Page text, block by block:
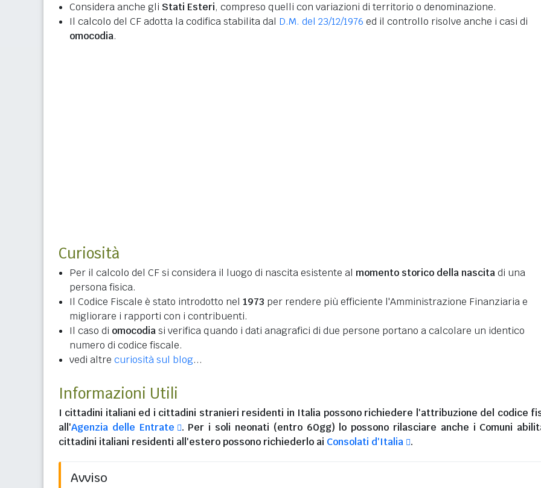
Considera anche gli Stati Esteri, compreso quelli con variazioni di territorio o denominazione.
Il calcolo del CF adotta la codifica stabilita dal D.M. del 23/12/1976 ed il controllo risolve anche i casi di
omocodia.
Curiosità
Per il calcolo del CF si considera il luogo di nascita esistente al momento storico della nascitadi una
persona fisica.
Il Codice Fiscale è stato introdotto nel 1973 per rendere più efficiente l'Amministrazione Finanziaria e
migliorare i rapporti con i contribuenti.
Il caso di omocodiasi verifica quando i dati anagrafici di due persone portano a calcolare un identico
numero di codice fiscale.
vedi altre curiosità sul blog...
Informazioni Utili
I cittadini italiani ed i cittadini stranieri residenti in Italia possono richiedere l'attribuzione del codice
all'Agenzia delle Entrate
. Per i soli neonati (entro 60gg) lo possono rilasciare anche i Comuni
cittadini italiani residenti all'esteropossono richiederlo ai Consolati d'Italia .
Avviso